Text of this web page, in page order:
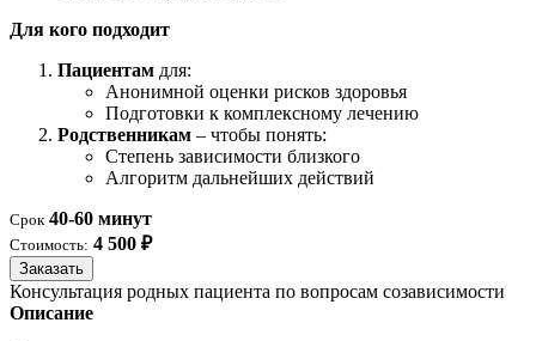
Для кого подходит
Пациентам для:
Анонимной оценки рисков здоровья
Подготовки к комплексному лечению
Родственникам – чтобы понять:
Степень зависимости близкого
Алгоритм дальнейших действий
Срок 40-60 минут
Стоимость: 4 500 ₽
Заказать
Консультация родных пациента по вопросам созависимости
Описание